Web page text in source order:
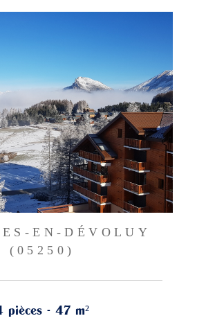
EN-DÉVOLUY
(05250)
pièces - 47 m²